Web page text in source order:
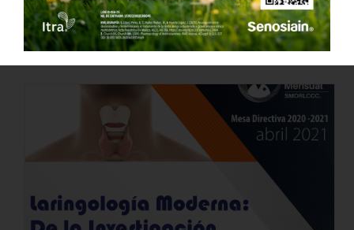
Sesión Ordinaria Mensual Marzo
9 marzo, 2021 @ 8:00 pm-10:00 pmCST